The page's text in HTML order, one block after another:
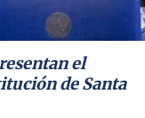
el
de Santa